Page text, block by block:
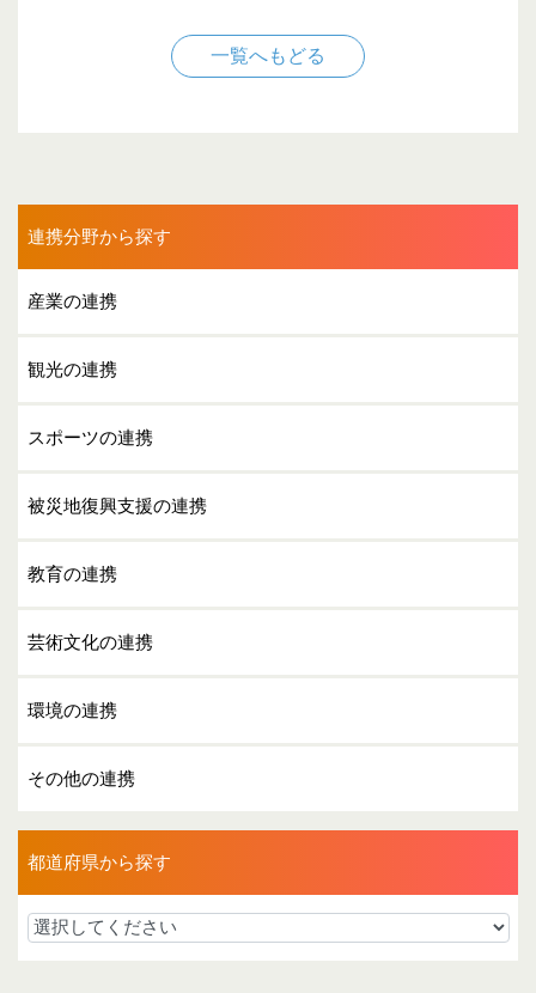
一覧へもどる
連携分野から探す
産業の連携
観光の連携
スポーツの連携
被災地復興支援の連携
教育の連携
芸術文化の連携
環境の連携
その他の連携
都道府県から探す